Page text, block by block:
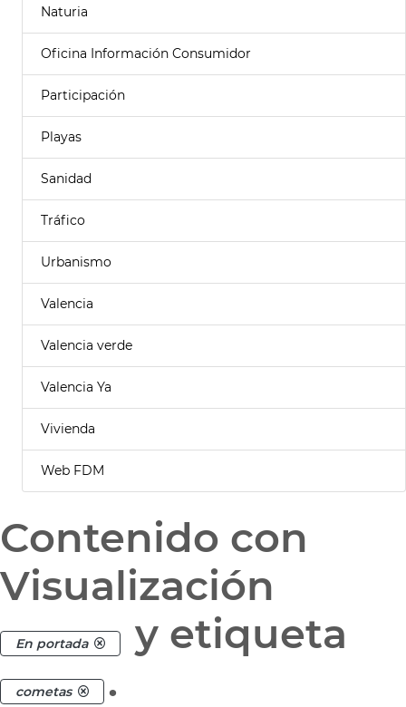
Naturia
Oficina Información Consumidor
Participación
Playas
Sanidad
Tráfico
Urbanismo
Valencia
Valencia verde
Valencia Ya
Vivienda
Web FDM
Contenido con
Visualización
En portada y etiqueta
cometas .